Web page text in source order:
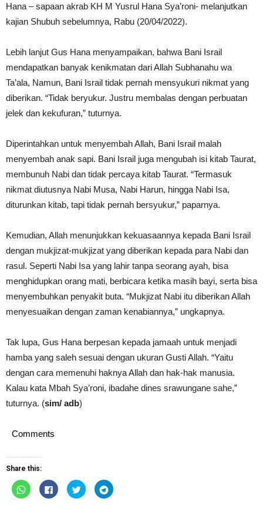
Hana – sapaan akrab KH M Yusrul Hana Sya’roni- melanjutkan
kajian Shubuh sebelumnya, Rabu (20/04/2022).
Lebih lanjut Gus Hana menyampaikan, bahwa Bani Israil
mendapatkan banyak kenikmatan dari Allah Subhanahu wa
Ta’ala, Namun, Bani Israil tidak pernah mensyukuri nikmat yang
diberikan. “Tidak beryukur. Justru membalas dengan perbuatan
jelek dan kekufuran,” tuturnya.
Diperintahkan untuk menyembah Allah, Bani Israil malah
menyembah anak sapi. Bani Israil juga mengubah isi kitab Taurat,
membunuh Nabi dan tidak percaya kitab Taurat. “Termasuk
nikmat diutusnya Nabi Musa, Nabi Harun, hingga Nabi Isa,
diturunkan kitab, tapi tidak pernah bersyukur,” paparnya.
Kemudian, Allah menunjukkan kekuasaannya kepada Bani Israil
dengan mukjizat-mukjizat yang diberikan kepada para Nabi dan
rasul. Seperti Nabi Isa yang lahir tanpa seorang ayah, bisa
menghidupkan orang mati, berbicara ketika masih bayi, serta bisa
menyembuhkan penyakit buta. “Mukjizat Nabi itu diberikan Allah
menyesuaikan dengan zaman kenabiannya,” ungkapnya.
Tak lupa, Gus Hana berpesan kepada jamaah untuk menjadi
hamba yang saleh sesuai dengan ukuran Gusti Allah. “Yaitu
dengan cara memenuhi haknya Allah dan hak-hak manusia.
Kalau kata Mbah Sya’roni, ibadahe dines srawungane sahe,”
tuturnya. (sim/ adb)
Comments
Share this:
Click
to
share
Click
to
share
Click
to
share
Click
to